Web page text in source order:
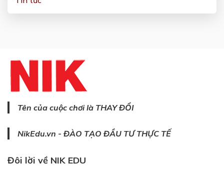
Tên của cuộc chơi là THAY ĐỔI
NikEdu.vn - ĐÀO TẠO ĐẦU TƯ THỰC TẾ
Đôi lời về NIK EDU